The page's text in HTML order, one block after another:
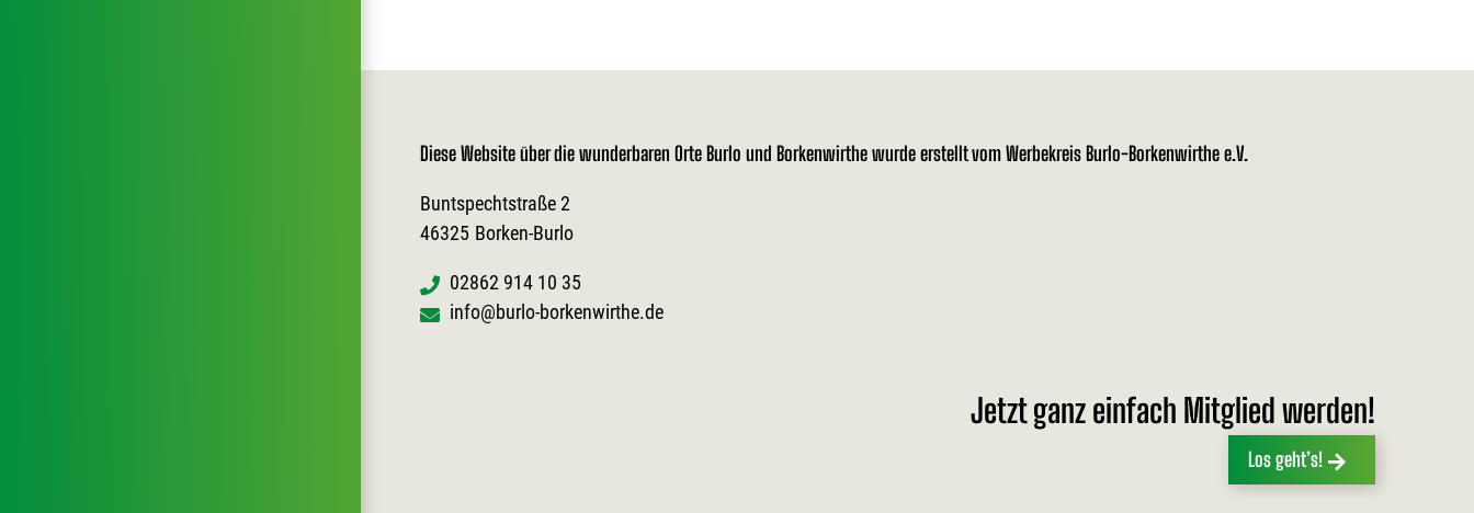
Diese Website über die wunderbaren Orte Burlo und Borkenwirthe wurde erstellt vom Werbekreis Burlo-Borkenwirthe e.V.
Buntspechtstraße 2
46325 Borken-Burlo
02862 914 10 35
info@burlo-borkenwirthe.de
Jetzt ganz einfach Mitglied werden!
Los geht’s!